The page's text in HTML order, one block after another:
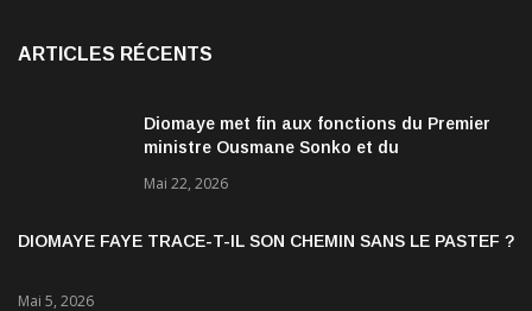
ARTICLES RÉCENTS
Diomaye met fin aux fonctions du Premier
ministre Ousmane Sonko et du
Mai 22, 2026
DIOMAYE FAYE TRACE-T-IL SON CHEMIN SANS LE PASTEF ?
Mai 5, 2026